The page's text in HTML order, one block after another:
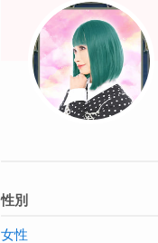
性別
女性